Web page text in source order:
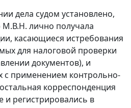
дела судом установлено,
М.В.Н. лично получала
касающиеся истребования
для налоговой проверки
документов), и
с применением контрольно-
корреспонденция
и регистрировались в